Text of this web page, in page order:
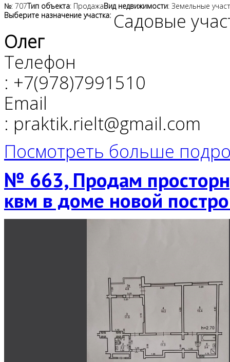
№: 707Тип объекта: ПродажаВид недвижимости: Земельные
Выберите назначение участка: Садовые
Олег
Телефон
: +7(978)7991510
Email
: praktik.rielt@gmail.com
Посмотреть больше
№ 663, Продам
квм в доме новой